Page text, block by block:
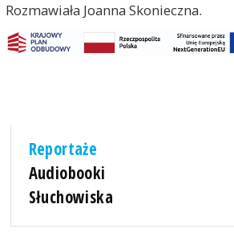
Rozmawiała Joanna Skonieczna.
Reportaże
Audiobooki
Słuchowiska